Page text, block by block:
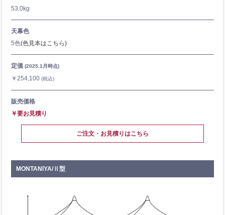
53.0kg
天幕色
5色(色見本はこちら)
定価(2025.1月時点)
￥254,100(税込)
販売価格
￥要お見積り
ご注文・お見積りはこちら
MONTANIYA/Ⅱ型